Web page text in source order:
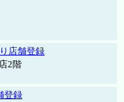
店舗登録
2階
登録